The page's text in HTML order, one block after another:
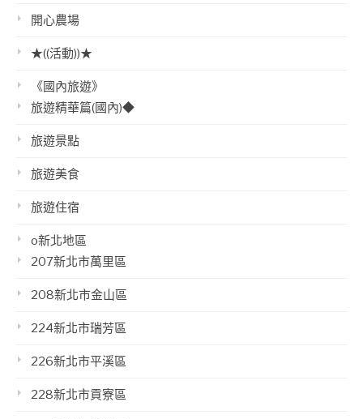
開心農場
★((活動))★
《國內旅遊》
旅遊精華篇(國內)◆
旅遊景點
旅遊美食
旅遊住宿
o新北地區
207新北市萬里區
208新北市金山區
224新北市瑞芳區
226新北市平溪區
228新北市貢寮區